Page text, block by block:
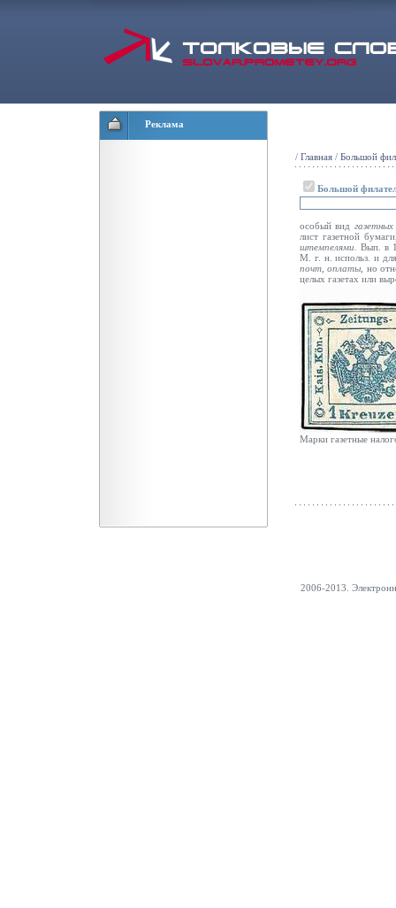
Реклама
/ Главная / Большой
Большой
особый вид газетных
лист газетной
штемпелями. Вып. в
М. г. н. использ. и
почт, оплаты, но
целых газетах или
Марки газетные
2006-2013.